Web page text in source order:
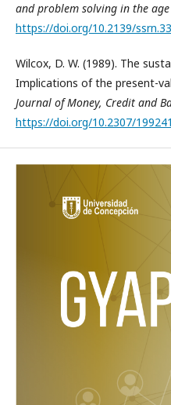
and problem solving in the
https://doi.org/10.2139/
Wilcox, D. W. (1989). The
Implications of the present-
Journal of Money, Credit and
https://doi.org/10.2307/